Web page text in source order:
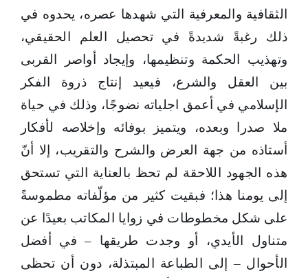
الثقافية والمعرفية التي شهدها عصره، يحدوه في
ذلك رغبةً شديدةً في تحصيل العلم الحقيقي،
وتهذيب الحكمة وتنظيمها، وإيجاد أواصر القربى
بين العقل والشرع، فيعيد إنتاج ذروة الفكر
الإسلامي في أعمق اجلياته نضوجًا، وذلك في حياة
ملا صدرا وبعده، ويتميز بوفائه وإخلاصه لأفكار
أستاذه من جهة العرض والشرح والتقريب، إلا أنّ
هذه الجهود اللاحقة لم تحظ بالعناية التي تستحق
إلى يومنا هذا؛ فبقيت كثير من مؤلّفاته مطموسةً
على شكل مخطوطات في زوايا المكاتب بعيدًا عن
متناول الأيدي، أو وجدت طريقها – في أفضل
الأحوال – إلى الطباعة المبتذلة، دون أن تحظى